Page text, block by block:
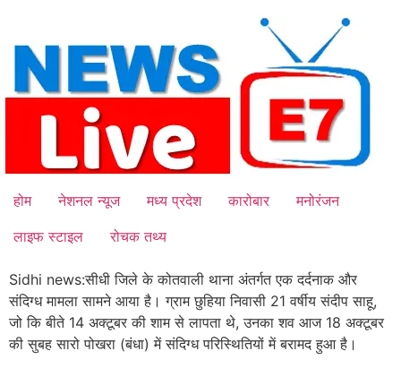
content
होम नेशनल न्यूज मध्य प्रदेश कारोबार
मनोरंजन
लाइफ स्टाइल
रोचक तथ्य
Sidhi news:सीधी जिले के कोतवाली थाना अंतर्गत एक दर्दनाक और
संदिग्ध मामला सामने आया है। ग्राम छुहिया निवासी 21 वर्षीय संदीप साहू,
जो कि बीते 14 अक्टूबर की शाम से लापता थे, उनका शव आज 18 अक्टूबर
की सुबह सारो पोखरा (बंधा) में संदिग्ध परिस्थितियों में बरामद हुआ है।